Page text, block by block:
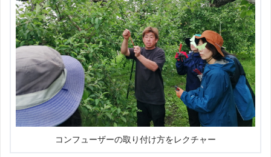
コンフューザーの取り付け方をレクチャー